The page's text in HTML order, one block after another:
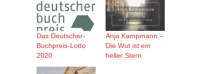
Das Deutscher-
Buchpreis-Lotto
2020
Anja Kampmann –
Die Wut ist ein
heller Stern